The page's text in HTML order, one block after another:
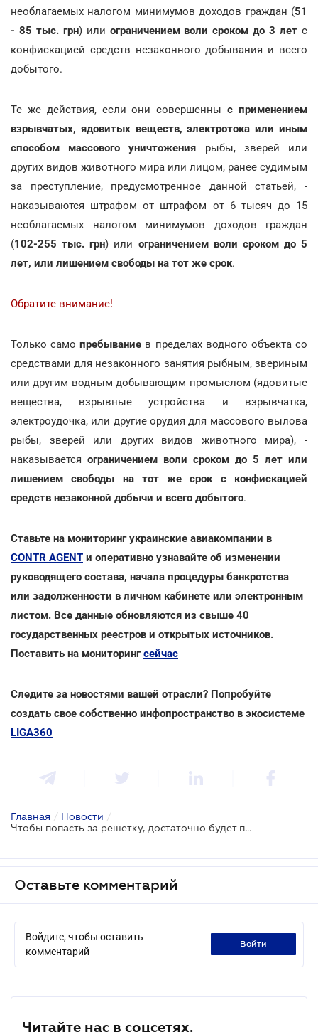
необлагаемых налогом минимумов доходов граждан (51
- 85 тыс. грн) или ограничением воли сроком до 3 лет с
конфискацией средств незаконного добывания и всего
добытого.
Те же действия, если они совершенныс применением
взрывчатых, ядовитых веществ, электротока или иным
способом массового уничтожения рыбы, зверей или
других видов животного мира или лицом, ранее судимым
за преступление, предусмотренное данной статьей, -
наказываются штрафом от штрафом от 6 тысяч до 15
необлагаемых налогом минимумов доходов граждан
(102-255 тыс. грн) или ограничением воли сроком до 5
лет, или лишением свободы на тот же срок.
Обратите внимание!
Только самопребывание в пределах водного объекта со
средствами для незаконного занятия рыбным, звериным
или другим водным добывающим промыслом (ядовитые
вещества, взрывные устройства и взрывчатка,
электроудочка, или другие орудия для массового вылова
рыбы, зверей или других видов животного мира), -
наказывается ограничением воли сроком до 5 лет или
лишением свободы на тот же срок с конфискацией
средств незаконной добычи и всего добытого.
Ставьте на мониторинг украинские авиакомпании в
CONTR AGENT и оперативно узнавайте об изменении
руководящего состава, начала процедуры банкротства
или задолженности в личном кабинете или электронным
листом. Все данные обновляются из свыше 40
государственных реестров и открытых источников.
Поставить на мониторингсейчас
Следите за новостями вашей отрасли? Попробуйте
создать свое собственно инфопространство в экосистеме
LIGA360
Главная / Новости /
Чтобы попасть за решетку, достаточно будет просто находиться с электроудочкой возле водоема
Оставьте комментарий
Войдите, чтобы оставить
комментарий
войти
Читайте нас в соцсетях.